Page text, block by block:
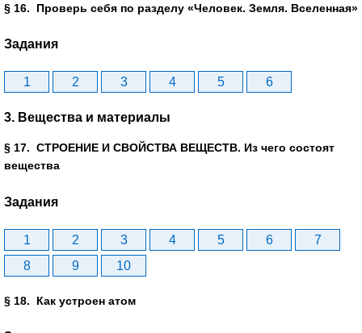
§ 16. Проверь себя по разделу «Человек. Земля. Вселенная»
Задания
1 2 3 4 5 6
3. Вещества и материалы
§ 17. СТРОЕНИЕ И СВОЙСТВА ВЕЩЕСТВ. Из чего состоят
вещества
Задания
1 2 3 4 5 6
7
8
9 10
§ 18. Как устроен атом